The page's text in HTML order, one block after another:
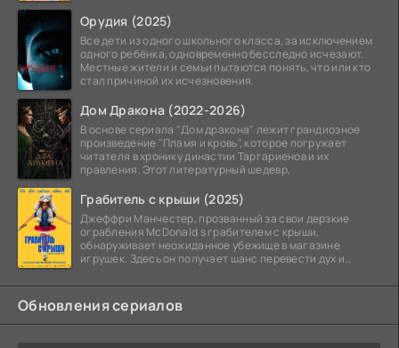
Орудия (2025)
Все дети из одного школьного класса, за исключением
одного ребёнка, одновременно бесследно исчезают.
Местные жители и семьи пытаются понять, что или кто
стал причиной их исчезновения.
Дом Дракона (2022-2026)
В основе сериала "Дом дракона" лежит грандиозное
произведение "Пламя и кровь", которое погружает
читателя в хронику династии Таргариенов и их
правления. Этот литературный шедевр,
Грабитель с крыши (2025)
Джеффри Манчестер, прозванный за свои дерзкие
ограбления McDonald s грабителем с крыши,
обнаруживает неожиданное убежище в магазине
игрушек. Здесь он получает шанс перевести дух и
Обновления сериалов